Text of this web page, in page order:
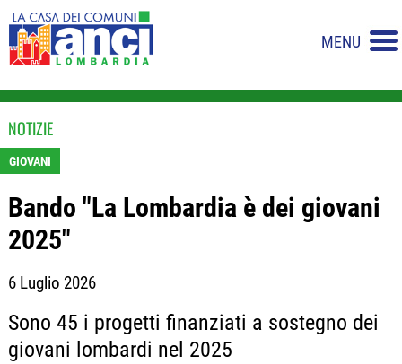
MENU
NOTIZIE
GIOVANI
Bando "La Lombardia è dei giovani
2025"
6 Luglio 2026
Sono 45 i progetti finanziati a sostegno dei
giovani lombardi nel 2025